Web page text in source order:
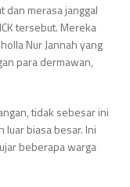
dan merasa janggal
tersebut. Mereka
Nur Jannah yang
para dermawan,
tidak sebesar ini
luar biasa besar. Ini
beberapa warga